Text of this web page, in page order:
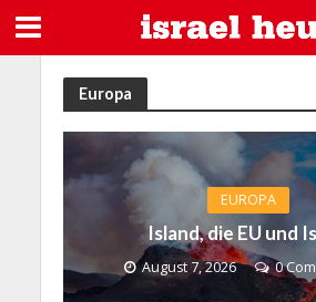
Europa
EUROPA
Island, die EU und
August 7, 2026 0